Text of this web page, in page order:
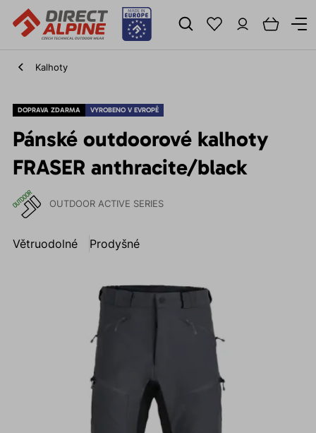
Kalhoty
DOPRAVA ZDARMA VYROBENO V EVROPĚ
Pánské outdoorové kalhoty
FRASER anthracite/black
OUTDOOR ACTIVE SERIES
Větruodolné Prodyšné